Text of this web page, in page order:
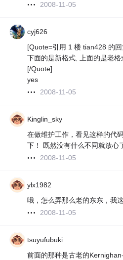
2008-11-05
cyj626
[Quote=引用 1 楼 tian428 的回
下面的是新格式, 上面的是老格
[/Quote]
yes
2008-11-05
Kinglin_sky
在做维护工作，看见这样的代
下！ 既然没有什么不同就放心
2008-11-05
ylx1982
哦，怎么弄那么老的东东，我
2008-11-05
tsuyufubuki
前面的那种是古老的